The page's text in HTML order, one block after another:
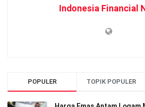
Indonesia Financial
POPULER TOPIK POPULER